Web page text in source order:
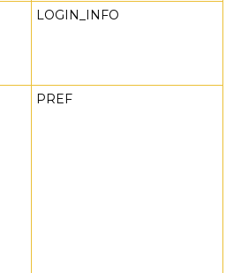
LOGIN_INFO
PREF